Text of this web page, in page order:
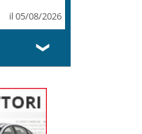
il 05/08/2026
❯